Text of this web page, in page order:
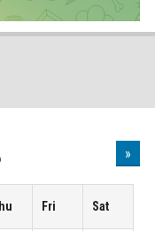
»
Fri Sat